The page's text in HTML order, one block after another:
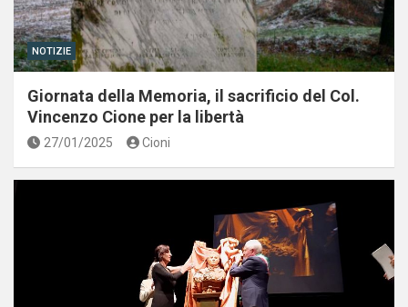
NOTIZIE
Giornata della Memoria, il sacrificio del Col.
Vincenzo Cione per la libertà
27/01/2025 Cioni